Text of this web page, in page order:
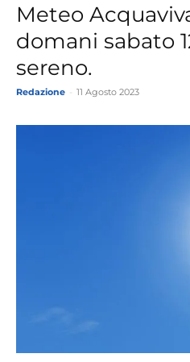
Meteo
domani sabato
sereno.
Redazione 11 Agosto 2023